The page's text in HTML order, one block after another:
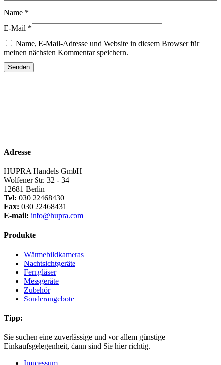
Name *
E-Mail *
Name, E-Mail-Adresse und Website in diesem Browser für
meinen nächsten Kommentar speichern.
Adresse
HUPRA Handels GmbH
Wolfener Str. 32 - 34
12681 Berlin
Tel: 030 22468430
Fax: 030 22468431
E-mail: info@hupra.com
Produkte
Wärmebildkameras
Nachtsichtgeräte
Ferngläser
Messgeräte
Zubehör
Sonderangebote
Tipp:
Sie suchen eine zuverlässige und vor allem günstige
Einkaufsgelegenheit, dann sind Sie hier richtig.
Impressum